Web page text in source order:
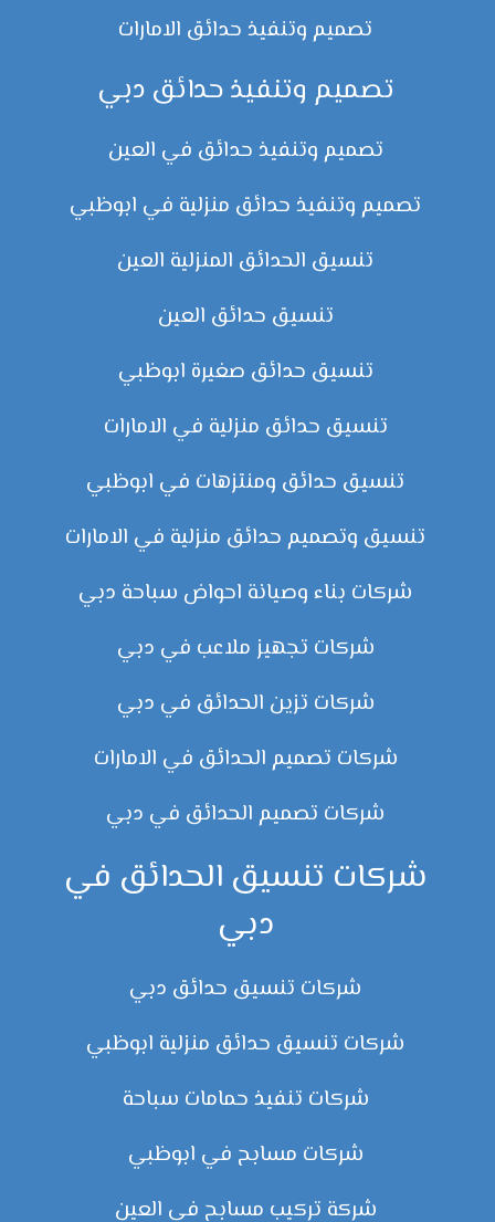
تصميم وتنفيذ حدائق الامارات
تصميم وتنفيذ حدائق دبي
تصميم وتنفيذ حدائق في العين
تصميم وتنفيذ حدائق منزلية في ابوظبي
تنسيق الحدائق المنزلية العين
تنسيق حدائق العين
تنسيق حدائق صغيرة ابوظبي
تنسيق حدائق منزلية في الامارات
تنسيق حدائق ومنتزهات في ابوظبي
تنسيق وتصميم حدائق منزلية في الامارات
شركات بناء وصيانة احواض سباحة دبي
شركات تجهيز ملاعب في دبي
شركات تزين الحدائق في دبي
شركات تصميم الحدائق في الامارات
شركات تصميم الحدائق في دبي
شركات تنسيق الحدائق في
دبي
شركات تنسيق حدائق دبي
شركات تنسيق حدائق منزلية ابوظبي
شركات تنفيذ حمامات سباحة
شركات مسابح في ابوظبي
شركة تركيب مسابح في العين